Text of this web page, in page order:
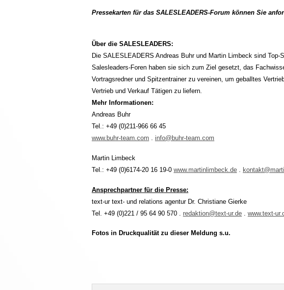
Pressekarten für das SALESLEADERS-Forum können Sie
Über die SALESLEADERS:
Die SALESLEADERS Andreas Buhr und Martin Limbeck sind
Salesleaders-Foren haben sie sich zum Ziel gesetzt, das
Vortragsredner und Spitzentrainer zu vereinen, um geballtes
Vertrieb und Verkauf Tätigen zu liefern.
Mehr Informationen:
Andreas Buhr
Tel.: +49 (0)211-966 66 45
www.buhr-team.com . info@buhr-team.com
Martin Limbeck
Tel.: +49 (0)6174-20 16 19-0 www.martinlimbeck.de .
Ansprechpartner für die Presse:
text-ur text- und relations agentur Dr. Christiane Gierke
Tel. +49 (0)221 / 95 64 90 570 . redaktion@text-ur.de www.text-
Fotos in Druckqualität zu dieser Meldung s.u.